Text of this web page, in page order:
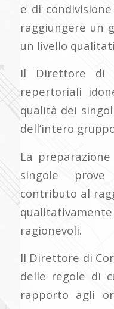
e di
raggiungere un
un livello
Il Direttore di
repertoriali
qualità dei
dell’intero
La
singole
contributo al
ragionevoli.
Il Direttore di
delle regole di
rapporto agli